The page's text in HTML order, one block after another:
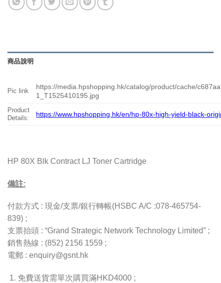
商品說明
Pic link
https://media.hpshopping.hk/catalog/product/cache/
1_T1525410195.jpg
Product
Details:
https://www.hpshopping.hk/en/hp-80x-high-yield-black-
HP 80X Blk Contract LJ Toner Cartridge
備註:
付款方式 : 現金/支票/銀行轉帳(HSBC A/C :078-465754-
839) ;
支票抬頭 : “Grand Strategic Network Technology Limited” ;
銷售熱線 : (852) 2156 1559 ;
電郵 : enquiry@gsnt.hk
免費送貨需單次購買滿HKD4000 ;